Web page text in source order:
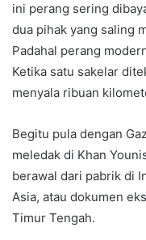
ini perang sering
dua pihak yang saling
Padahal perang
Ketika satu sakelar
menyala ribuan
Begitu pula dengan
meledak di Khan
berawal dari pabrik di
Asia, atau dokumen
Timur Tengah.